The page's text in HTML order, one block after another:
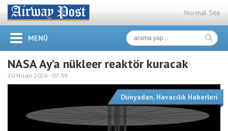
Normal Site
MENÜ
NASA Ay’a nükleer reaktör kuracak
20 Nisan 2026 - 07:39
Dünyadan, Havacılık Haberleri